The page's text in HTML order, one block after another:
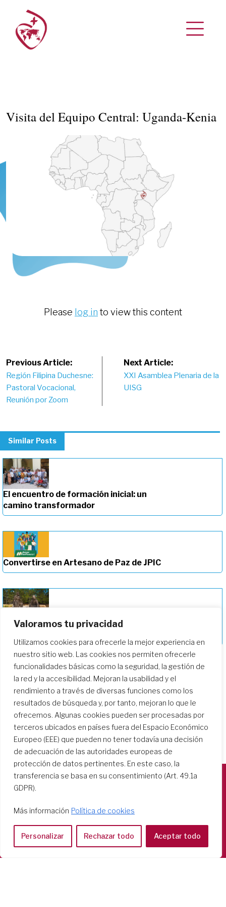
Valoramos tu privacidad
Utilizamos cookies para ofrecerle la mejor experiencia en
nuestro sitio web. Las cookies nos permiten ofrecerle
funcionalidades básicas como la seguridad, la gestión de
la red y la accesibilidad. Mejoran la usabilidad y el
rendimiento a través de diversas funciones como los
resultados de búsqueda y, por tanto, mejoran lo que le
ofrecemos. Algunas cookies pueden ser procesadas por
terceros ubicados en países fuera del Espacio Económico
Europeo (EEE) que pueden no tener todavía una decisión
de adecuación de las autoridades europeas de
protección de datos pertinentes. En este caso, la
transferencia se basa en su consentimiento (Art. 49.1a
GDPR).
Más información Política de cookies
Personalizar Rechazar todo Aceptar todo
Visita del Equipo Central: Uganda-Kenia
Please log in to view this content
Post
navigation
Previous Article:
Región Filipina Duchesne:
Pastoral Vocacional,
Reunión por Zoom
Next Article:
XXI Asamblea Plenaria de la
UISG
Similar Posts
El encuentro de formación inicial: un
camino transformador
Convertirse en Artesano de Paz de JPIC
Profundizando en nuestro camino de
Casa Generalizia
Tel: 06 58 23 03 32 or 06 58 20 31 17